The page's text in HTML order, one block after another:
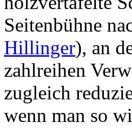
Seitenbühne
Hillinger), an
zahlreihen
zugleich
wenn man so